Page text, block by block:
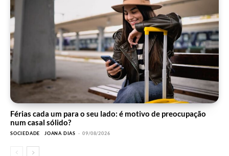
Férias cada um para o seu lado: é motivo de preocupação
num casal sólido?
SOCIEDADE JOANA DIAS - 09/08/2026